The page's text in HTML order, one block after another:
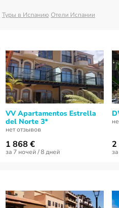
Туры в Испанию Отели Испании
VV Apartamentos Estrella
del Norte 3*
нет отзывов
1 868 €
за 7 ночей / 8 дней